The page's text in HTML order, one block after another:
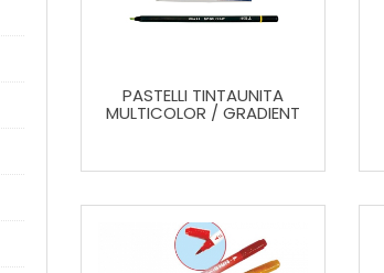
PASTELLI TINTAUNITA
MULTICOLOR / GRADIENT